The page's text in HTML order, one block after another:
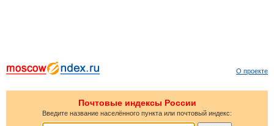
О проекте
Почтовые индексы России
Введите название населённого пункта или почтовый индекс: